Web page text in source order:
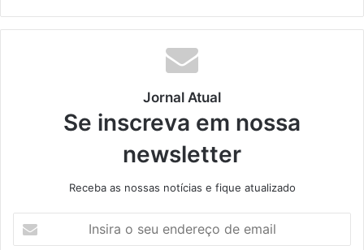
Jornal Atual
Se inscreva em nossa
newsletter
Receba as nossas notícias e fique atualizado